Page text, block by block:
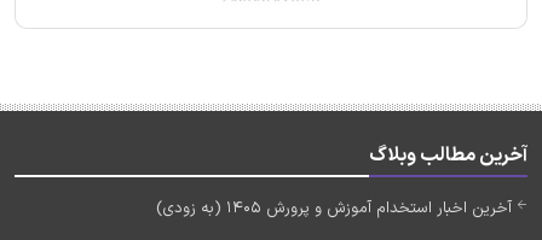
آخرین مطالب وبلاگ
آخرین اخبار استخدام آموزش و پرورش 1405 (به زودی)